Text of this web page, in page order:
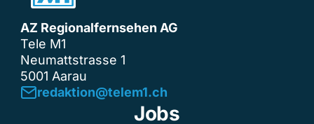
AZ Regionalfernsehen AG
Tele M1
Neumattstrasse 1
5001 Aarau
redaktion@telem1.ch
Jobs